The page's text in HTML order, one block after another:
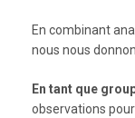
En combinant
nous nous
En tant que
observations